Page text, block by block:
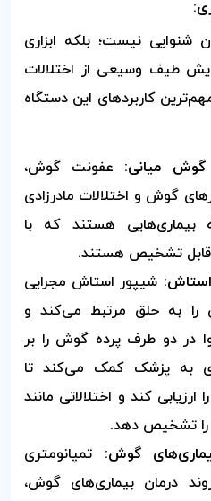
شنوایی نیست؛ بلکه ابزاری
طیف وسیعی از اختلالات
کاربردهای این دستگاه
میانی: عفونت گوش،
گوش و اختلالات مادرزادی
هستند که با
قابل تشخیص هستند.
استاش: شیپور استاش مجرایی
به حلق مرتبط می‌کند و
در دو طرف پرده گوش را بر
به پزشک کمک می‌کند تا
کند و اختلالاتی مانند
را تشخیص دهد.
گوش: تمپانومتری
درمان بیماری‌های گوش،